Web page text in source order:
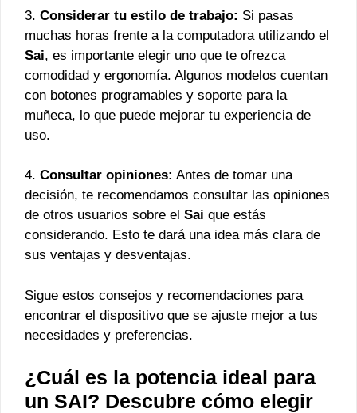
3. Considerar tu estilo de trabajo: Si pasas
muchas horas frente a la computadora utilizando el
Sai, es importante elegir uno que te ofrezca
comodidad y ergonomía. Algunos modelos cuentan
con botones programables y soporte para la
muñeca, lo que puede mejorar tu experiencia de
uso.
4. Consultar opiniones: Antes de tomar una
decisión, te recomendamos consultar las opiniones
de otros usuarios sobre el Sai que estás
considerando. Esto te dará una idea más clara de
sus ventajas y desventajas.
Sigue estos consejos y recomendaciones para
encontrar el dispositivo que se ajuste mejor a tus
necesidades y preferencias.
¿Cuál es la potencia ideal para
un SAI? Descubre cómo elegir